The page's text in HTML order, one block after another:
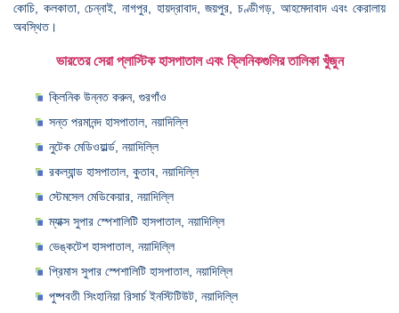
কোচি, কলকাতা, চেন্নাই, নাগপুর, হায়দ্রাবাদ, জয়পুর, চণ্ডীগড়, আহমেদাবাদ এবং কেরালায়
অবস্থিত।
ভারতের সেরা প্লাস্টিক হাসপাতাল এবং ক্লিনিকগুলির তালিকা খুঁজুন
ক্লিনিক উন্নত করুন, গুরগাঁও
সন্ত পরমানন্দ হাসপাতাল, নয়াদিল্লি
নুটেক মেডিওয়ার্ল্ড, নয়াদিল্লি
রকল্যান্ড হাসপাতাল, কুতাব, নয়াদিল্লি
স্টেমসেল মেডিকেয়ার, নয়াদিল্লি
ম্যাক্স সুপার স্পেশালিটি হাসপাতাল, নয়াদিল্লি
ভেঙ্কটেশ হাসপাতাল, নয়াদিল্লি
প্রিমাস সুপার স্পেশালিটি হাসপাতাল, নয়াদিল্লি
পুষ্পবতী সিংহানিয়া রিসার্চ ইনস্টিটিউট, নয়াদিল্লি